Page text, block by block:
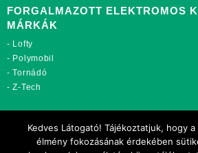
FORGALMAZOTT ELEKTROMOS
MÁRKÁK
- Lofty
- Polymobil
-Tornádó
-Z-Tech
rekordmobil.hu
rekordmotor.hu
Kedves Látogató! Tájékoztatjuk, hogy
élmény fokozásának érdekében